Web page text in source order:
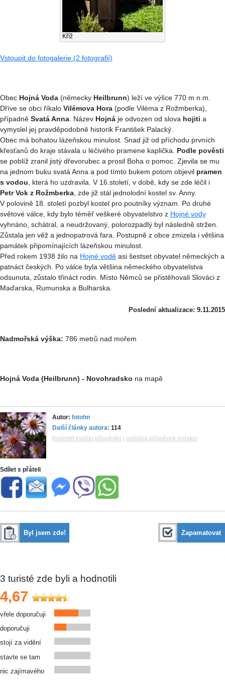
Kříž
Vstoupit do fotogalerie (2 fotografií)
Obec Hojná Voda (německy Heilbrunn) leží ve výšce 770 m n.m.
Dříve se obci říkalo Vilémova Hora (podle Viléma z Rožmberka),
případně Svatá Anna . Název Hojná je odvozen od slova hojiti a
vymyslel jej pravděpodobně historik František Palacký.
Obec má bohatou lázeňskou minulost. Snad již od příchodu prvních
křesťanů do kraje stávala u léčivého pramene kaplička. Podle pověsti
se poblíž zranil jistý dřevorubec a prosil Boha o pomoc. Zjevila se mu
na jednom buku svatá Anna a pod tímto bukem potom objevil pramen
s vodou , která ho uzdravila. V 16.století, v době, kdy se zde léčil i
Petr Vok z Rožmberka , zde již stál jednolodní kostel sv. Anny.
V polovině 18. století pozbyl kostel pro poutníky význam. Po druhé
světové válce, kdy bylo téměř veškeré obyvatelstvo z Hojné vody
vyhnáno, schátral, a neudržovaný, polorozpadlý byl následně stržen.
Zůstala jen věž a jednopatrová fara. Postupně z obce zmizela i většina
památek připomínajících lázeňskou minulost.
Před rokem 1938 žilo na Hojné vodě asi šestset obyvatel německých a
patnáct českých. Po válce byla většina německého obyvatelstva
odsunuta, zůstalo třináct rodin. Místo Němců se přistěhovali Slováci z
Maďarska, Rumunska a Bulharska.
Poslední aktualizace: 9.11.2015
Nadmořská výška: 786 metrů nad mořem
Hojná Voda (Heilbrunn) - Novohradsko na mapě
Autor: fotohn
Další články autora: 114
hodnotit kvalitu příspěvku
nahlásit příspěvek redakci
Sdílet s přáteli
Byl jsem zde! Zapamatovat
3 turisté zde byli a hodnotili
4,67
vřele doporučuji
doporučuji
stojí za vidění
stavte se tam
nic zajímavého